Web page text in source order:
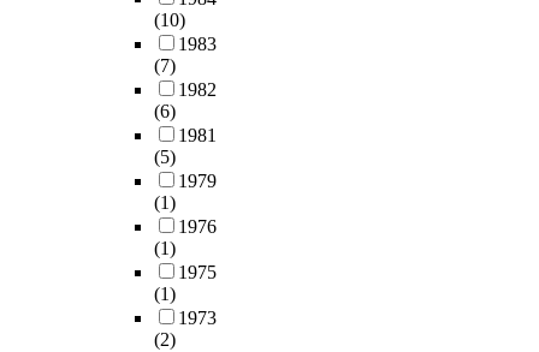
(10)
1983
(7)
1982
(6)
1981
(5)
1979
(1)
1976
(1)
1975
(1)
1973
(2)